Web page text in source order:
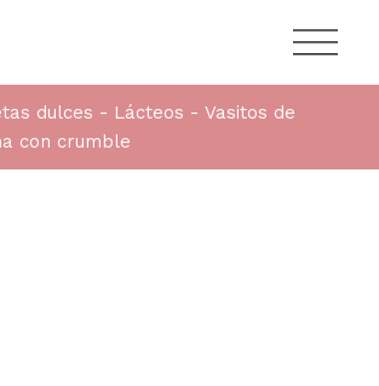
dulces Lácteos
Vasitos de
con crumble